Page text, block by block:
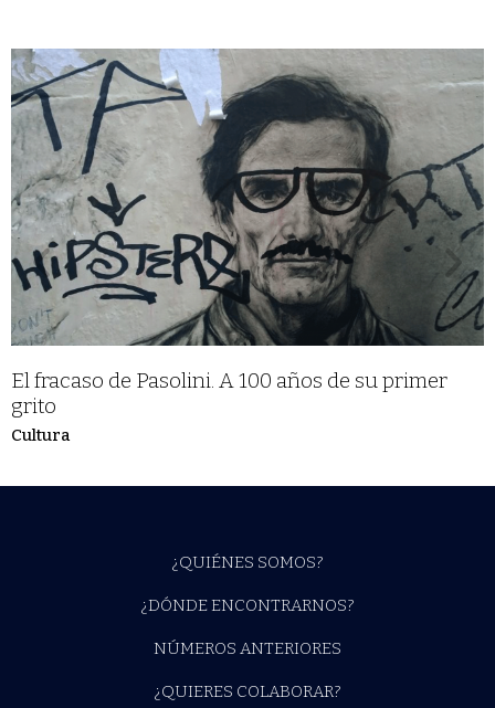
El fracaso de Pasolini. A 100 años de su primer
grito
Cultura
¿QUIÉNES SOMOS?
¿DÓNDE ENCONTRARNOS?
NÚMEROS ANTERIORES
¿QUIERES COLABORAR?